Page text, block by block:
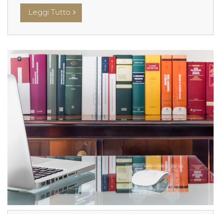
Leggi Tutto